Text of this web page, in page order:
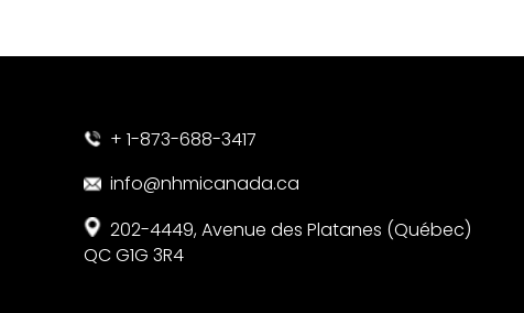
+ 1-873-688-3417
info@nhmicanada.ca
202-4449, Avenue des Platanes (Québec)
QC G1G 3R4